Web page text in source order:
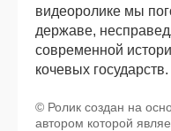
видеоролике мы
державе,
современной
кочевых государств.
© Ролик создан на
автором которой